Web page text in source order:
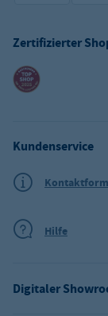
Zertifizierter
Digitaler
Kundenservice
Hilfe